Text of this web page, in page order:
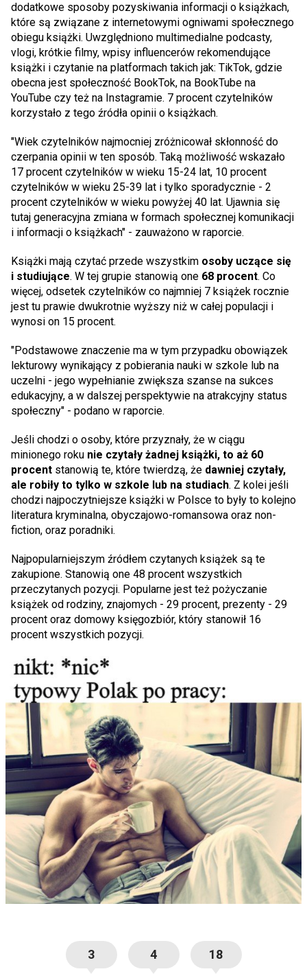
dodatkowe sposoby pozyskiwania informacji o książkach,
które są związane z internetowymi ogniwami społecznego
obiegu książki. Uwzględniono multimedialne podcasty,
vlogi, krótkie filmy, wpisy influencerów rekomendujące
książki i czytanie na platformach takich jak: TikTok, gdzie
obecna jest społeczność BookTok, na BookTube na
YouTube czy też na Instagramie. 7 procent czytelników
korzystało z tego źródła opinii o książkach.
"Wiek czytelników najmocniej zróżnicował skłonność do
czerpania opinii w ten sposób. Taką możliwość wskazało
17 procent czytelników w wieku 15-24 lat, 10 procent
czytelników w wieku 25-39 lat i tylko sporadycznie - 2
procent czytelników w wieku powyżej 40 lat. Ujawnia się
tutaj generacyjna zmiana w formach społecznej komunikacji
i informacji o książkach" - zauważono w raporcie.
Książki mają czytać przede wszystkim osoby uczące się
i studiujące. W tej grupie stanowią one 68 procent. Co
więcej, odsetek czytelników co najmniej 7 książek rocznie
jest tu prawie dwukrotnie wyższy niż w całej populacji i
wynosi on 15 procent.
"Podstawowe znaczenie ma w tym przypadku obowiązek
lekturowy wynikający z pobierania nauki w szkole lub na
uczelni - jego wypełnianie zwiększa szanse na sukces
edukacyjny, a w dalszej perspektywie na atrakcyjny status
społeczny" - podano w raporcie.
Jeśli chodzi o osoby, które przyznały, że w ciągu
minionego roku nie czytały żadnej książki, to aż 60
procent stanowią te, które twierdzą, że dawniej czytały,
ale robiły to tylko w szkole lub na studiach. Z kolei jeśli
chodzi najpoczytniejsze książki w Polsce to były to kolejno
literatura kryminalna, obyczajowo-romansowa oraz non-
fiction, oraz poradniki.
Najpopularniejszym źródłem czytanych książek są te
zakupione. Stanowią one 48 procent wszystkich
przeczytanych pozycji. Popularne jest też pożyczanie
książek od rodziny, znajomych - 29 procent, prezenty - 29
procent oraz domowy księgozbiór, który stanowił 16
procent wszystkich pozycji.
3 4 18